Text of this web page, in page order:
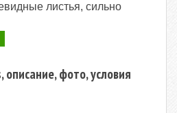
листья, сильно
фото, условия